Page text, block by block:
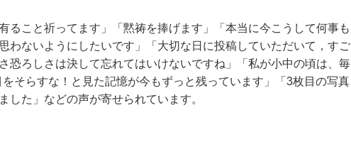
ること祈ってます」「黙祷を捧げます」「本当に今こうして何事も
わないようにしたいです」「大切な日に投稿していただいて，すご
恐ろしさは決して忘れてはいけないですね」「私が小中の頃は、毎
そらすな！と見た記憶が今もずっと残っています」「3枚目の写真
した」などの声が寄せられています。